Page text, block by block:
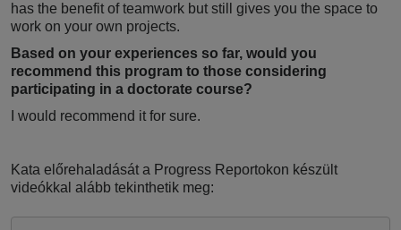
has the benefit of teamwork but still gives you the space to
work on your own projects.
Based on your experiences so far, would you
recommend this program to those considering
participating in a doctorate course?
I would recommend it for sure.
Kata előrehaladását a Progress Reportokon készült
videókkal alább tekinthetik meg: